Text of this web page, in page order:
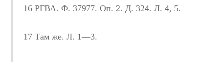
16 РГВА. Ф. 37977. Оп. 2. Д. 324. Л. 4, 5.
17 Там же. Л. 1—3.